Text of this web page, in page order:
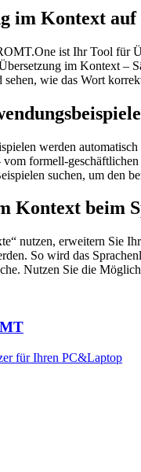
im Kontext
ist Ihr Tool für
im Kontext –
sehen, wie das Wort
werden
formell-
suchen, um den
Kontext beim
nutzen, erweitern Sie
So wird das
Nutzen Sie die
für Ihren PC&Laptop